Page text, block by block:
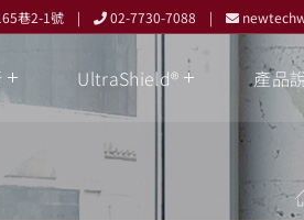
巷2-1號 | 02-7730-7088 |
UltraShield® 產品